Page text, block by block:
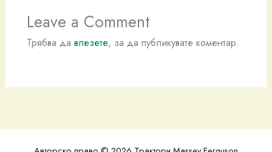
Leave a Comment
Трябва да влезете, за да публикувате коментар.